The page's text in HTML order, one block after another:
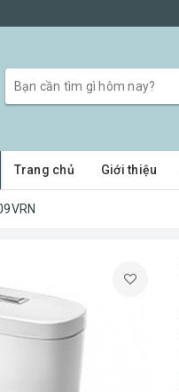
Trang chủ Giới thiệu